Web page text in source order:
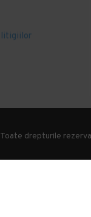
litigiilor
drepturile